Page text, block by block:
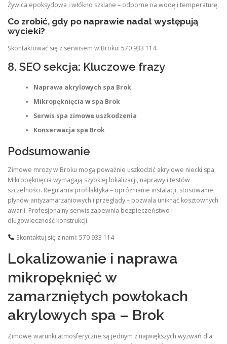
Żywica epoksydowa i włókno szklane – odporne na wodę i temperaturę.
Co zrobić, gdy po naprawie nadal występują
wycieki?
Skontaktować się z serwisem w Broku: 570 933 114.
8. SEO sekcja: Kluczowe frazy
Naprawa akrylowych spa Brok
Mikropęknięcia w spa Brok
Serwis spa zimowe uszkodzenia
Konserwacja spa Brok
Podsumowanie
Zimowe mrozy w Broku mogą poważnie uszkodzić akrylowe niecki spa.
Mikropęknięcia wymagają szybkiej lokalizacji, naprawy i testów
szczelności. Regularna profilaktyka – opróżnianie instalacji, stosowanie
płynów antyzamarzaniowych i przeglądy – pozwala uniknąć kosztownych
awarii. Profesjonalny serwis zapewnia bezpieczeństwo i
długowieczność konstrukcji.
Skontaktuj się z nami: 570 933 114
Lokalizowanie i naprawa
mikropęknięć w
zamarzniętych powłokach
akrylowych spa – Brok
Zimowe warunki atmosferyczne są jednym z największych wyzwań dla